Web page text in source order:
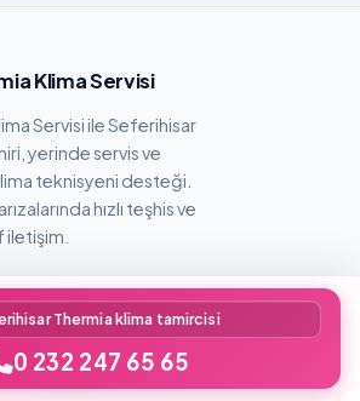
Klima Servisi
Servisi ile Seferihisar
yerinde servis ve
teknisyeni desteği.
hızlı teşhis ve
MENÜ
Hizmetler
Galeri
Thermia klima tamircisi
0 232 247 65 65